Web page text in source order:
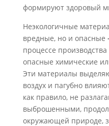
формируют здоровый
Неэкологичные
вредные, но и опасные
процессе
опасные химические
Эти материалы
воздух и пагубно
как правило, не
выброшенными,
окружающей природе,